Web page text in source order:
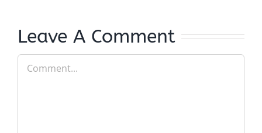
Leave A Comment
Comment